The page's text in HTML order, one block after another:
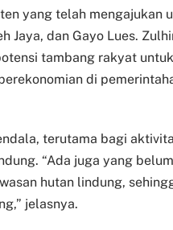
yang telah mengajukan
Jaya, dan Gayo Lues.
tambang rakyat
di
terutama bagi
“Ada juga yang
hutan lindung,
jelasnya.